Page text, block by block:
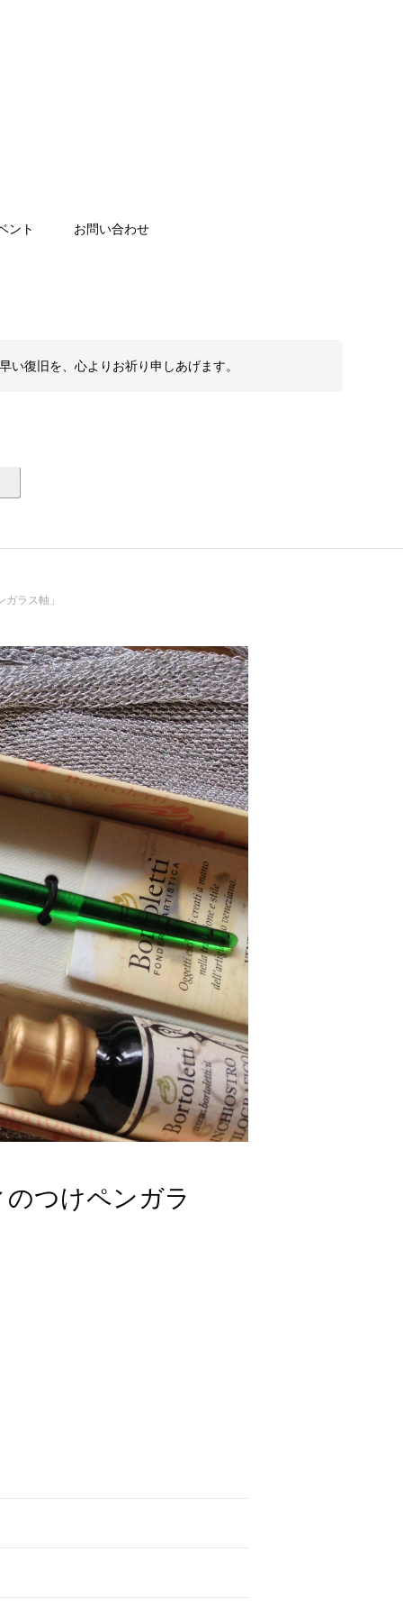
ント お問い合わせ
復旧を、心よりお祈り申しあげます。
ラス軸」
つけペンガラ